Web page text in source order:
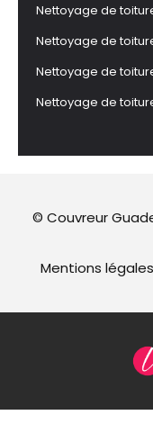
Nettoyage de
Nettoyage de
Nettoyage de
Nettoyage de
© Couvreur
Mentions légales